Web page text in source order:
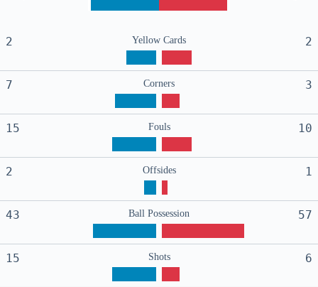
2 Yellow Cards 2
7 Corners 3
15 Fouls 10
2 Offsides 1
43 Ball Possession 57
15 Shots 6